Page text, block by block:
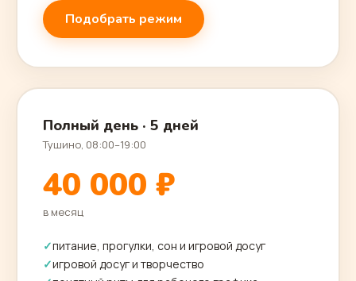
Подобрать режим
Полный день · 5 дней
Тушино, 08:00–19:00
40 000 ₽
в месяц
питание, прогулки, сон и игровой досуг
игровой досуг и творчество